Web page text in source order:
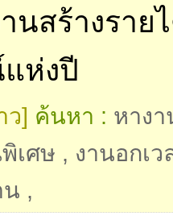
นสร้างราย
ห่งปี
ว] ค้นหา : หาง
เศษ , งานอกเว
น ,